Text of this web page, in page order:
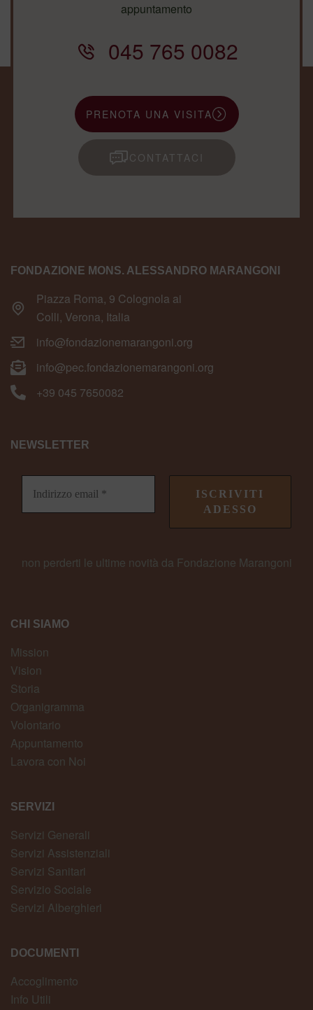
appuntamento
045 765 0082
PRENOTA UNA VISITA
CONTATTACI
FONDAZIONE MONS. ALESSANDRO MARANGONI
Piazza Roma, 9 Colognola ai
Colli, Verona, Italia
info@fondazionemarangoni.org
info@pec.fondazionemarangoni.org
+39 045 7650082
CHI SIAMO
Mission
Vision
Storia
Organigramma
Volontario
Appuntamento
Lavora con Noi
SERVIZI
Servizi Generali
Servizi Assistenziali
Servizi Sanitari
Servizio Sociale
Servizi Alberghieri
DOCUMENTI
Accoglimento
Info Utili
NEWSLETTER
non perderti le ultime novità da Fondazione Marangoni